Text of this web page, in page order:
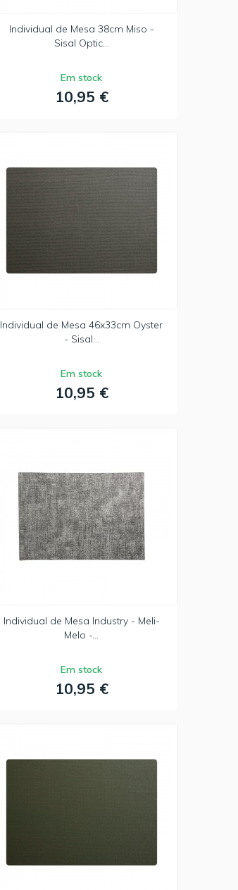
Individual de Mesa 38cm Miso -
Sisal Optic...
Em stock
10,95 €
Individual de Mesa 46x33cm Oyster
- Sisal...
Em stock
10,95 €
Individual de Mesa Industry - Meli-
Melo -...
Em stock
10,95 €